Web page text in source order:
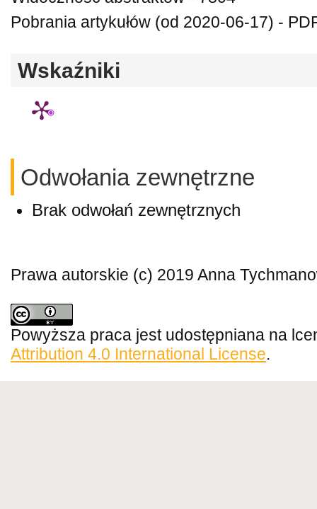
Pobrania artykułów (od 2020-06-17) -
Wskaźniki
Odwołania zewnętrzne
Brak odwołań zewnętrznych
Prawa autorskie (c) 2019 Anna
Powyższa praca jest udostępniana na
Attribution 4.0 International License.